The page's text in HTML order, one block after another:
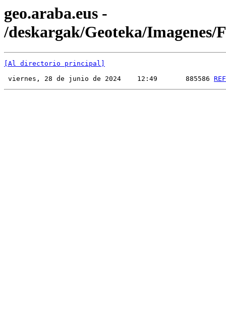
geo.araba.eus -
/deskargak/Geoteka/Imagenes/
[Al directorio principal]
viernes, 28 de junio de 2024    12:49       885586